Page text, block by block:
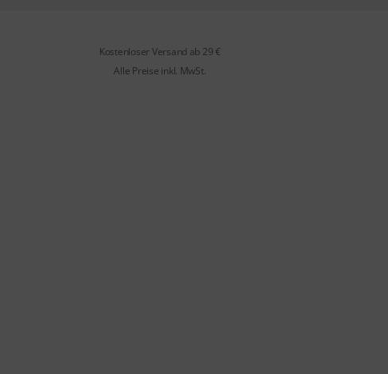
Kostenloser Versand ab 29 €
Alle Preise inkl. MwSt.